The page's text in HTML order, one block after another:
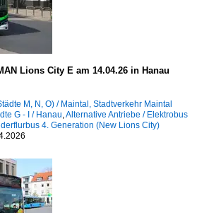
Lions City E am 14.04.26 in Hanau
M, N, O) / Maintal, Stadtverkehr Maintal
G - I / Hanau,Alternative Antriebe / Elektrobus
4. Generation (New Lions City)